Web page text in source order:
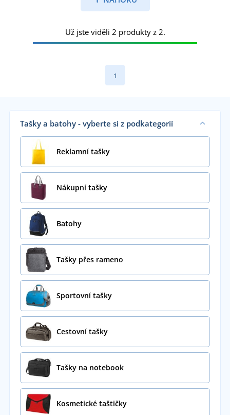
Už jste viděli 2 produkty z 2.
1
Tašky a batohy - vyberte si z podkategorií
Reklamní tašky
Nákupní tašky
Batohy
Tašky přes rameno
Sportovní tašky
Cestovní tašky
Tašky na notebook
Kosmetické taštičky